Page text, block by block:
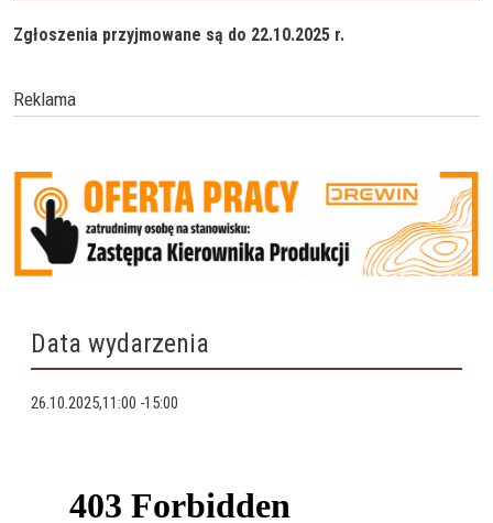
Zgłoszenia przyjmowane są do 22.10.2025 r.
Reklama
Data wydarzenia
26.10.2025,11:00 -15:00